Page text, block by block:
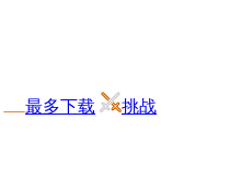
最多下载
挑战